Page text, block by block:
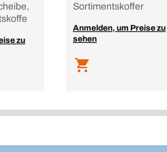
zu
Sortimentskoffer
Anmelden, um Preise zu
sehen